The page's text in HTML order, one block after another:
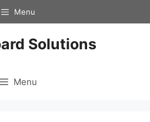
Menu
Solutions
Menu